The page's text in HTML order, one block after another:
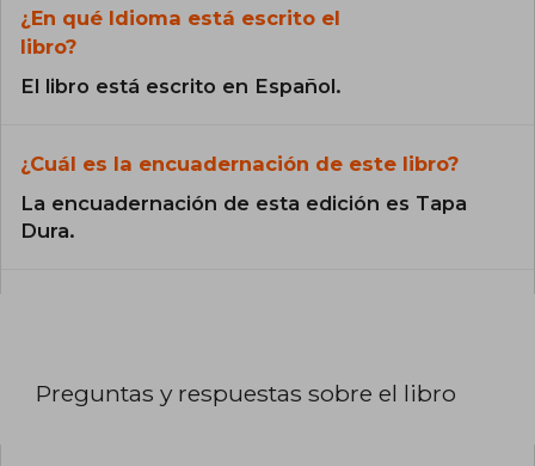
¿En qué Idioma está escrito el
libro?
El libro está escrito en Español.
¿Cuál es la encuadernación de este libro?
La encuadernación de esta edición es Tapa
Dura.
Preguntas y respuestas sobre el libro